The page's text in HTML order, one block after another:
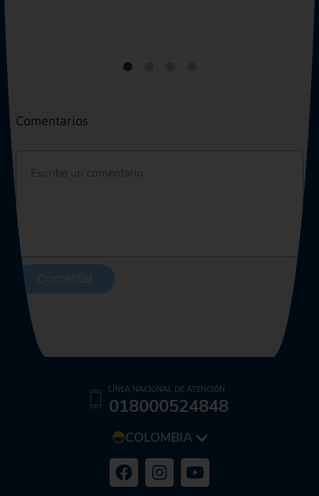
Comentarios
COLOMBIA
LÍNEA NACIONAL DE ATENCIÓN
018000524848